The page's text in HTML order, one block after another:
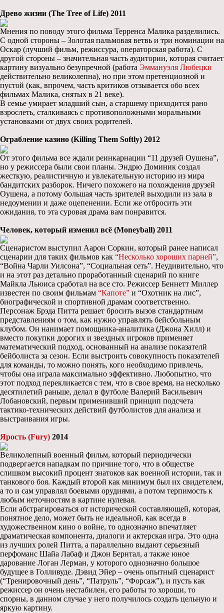
Древо жизни (The Tree of Life) 2011
Мнения по поводу этого фильма Терренса Малика разделились.
С одной стороны – Золотая пальмовая ветвь и три номинации на
Оскар (лучший фильм, режиссура, операторская работа). С
другой стороны – значительная часть аудитории, которая считает
картину визуально безупречной (работа Эммануэля Любецки
действительно великолепна), но при этом претенциозной и
пустой (как, впрочем, часть критиков отзывается обо всех
фильмах Малика, снятых в 21 веке).
В семье умирает младший сын, а старшему приходится рано
взрослеть, сталкиваясь с противоположными моральными
установками от двух своих родителей.
Ограбление казино (Killing Them Softly) 2012
От этого фильма все ждали реинкарнации “11 друзей Оушена”,
но у режиссера были свои планы. Эндрю Доминик создал
жесткую, реалистичную и увлекательную историю из мира
бандитских разборок. Ничего похожего на похождения друзей
Оушена, а потому большая часть зрителей выходили из зала в
недоумении и даже оцепенении. Если же отбросить эти
ожидания, то эта суровая драма вам понравится.
Человек, который изменил всё (Moneyball) 2011
Сценаристом выступил Аарон Соркин, который ранее написал
сценарии для таких фильмов как “Несколько хороших парней”,
“Война Чарли Уилсона”, “Социальная сеть”. Неудивительно, что
и на этот раз детально проработанный сценарий по книге
Майкла Льюиса сработал на все сто. Режиссер Беннетт Миллер
известен по своим фильмам “Капоте” и “Охотник на лис”,
биографической и спортивной драмам соответственно.
Персонаж Брэда Питта решает бросить вызов стандартным
представлениям о том, как нужно управлять бейсбольным
клубом. Он нанимает помощника-аналитика (Джона Хилл) и
вместо покупки дорогих и звездных игроков применяет
математический подход, основанный на анализе показателй
бейболиста за сезон. Если выстроить совокупность показателей
для команды, то можно понять, кого необходимо привлечь,
чтобы она играла максимально эффективно. Любопытно, что
этот подход перекликается с тем, что в свое время, на несколько
десятилетий раньше, делал в футболе Валерий Васильевич
Лобановский, первым применивший принцип подсчета
тактико-технических действий футболистов для анализа и
выстраивания игры.
Ярость (Fury) 2014
Великолепный военный фильм, который периодически
подвергается нападкам по причине того, что в обществе
слишком высокий процент знатоков как военной истории, так и
танкового боя. Каждый второй как минимум был их свидетелем,
а то и сам управлял боевыми орудиями, а потом терпимость к
любым неточностям в картине нулевая.
Если абстрагироваться от исторической составляющей, которая,
понятное дело, может быть не идеальной, как всегда в
художественном кино о войне, то однозначно впечатляет
драматическая компонента, диалоги и актерская игра. Это одна
из лучших ролей Питта, а параллельно выдают серьезный
перфоманс Шайа Лабаф и Джон Бернтал, а также юное
дарование Логан Лерман, у которого однозначно большое
будущее в Голливуде. Дэвид Эйер – очень опытный сценарист
(“Тренировочный день”, “Патруль”, “Форсаж”), и пусть как
режиссер он очень нестабилен, его работы то хороши, то
спорны, в данном случае у него получилось создать цельную и
яркую картину.